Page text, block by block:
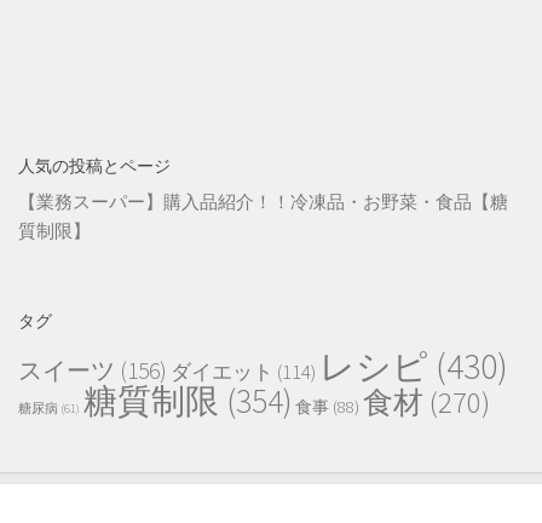
人気の投稿とページ
【業務スーパー】購入品紹介！！冷凍品・お野菜・食品【糖
質制限】
タグ
スイーツ (156) ダイエット (114) レシピ (430)
糖尿病 (61) 糖質制限 (354) 食事 (88) 食材 (270)